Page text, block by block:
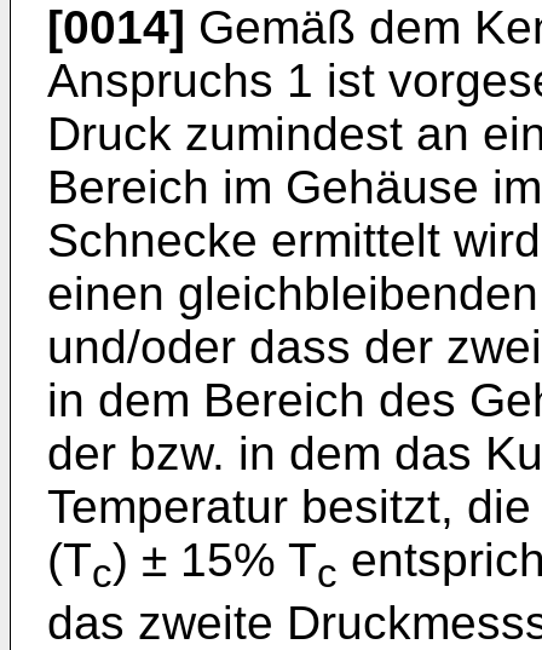
[0014] Gemäß dem
Anspruchs 1 ist
Druck zumindest an
Bereich im Gehäuse
Schnecke ermittelt
einen
und/oder dass der
in dem Bereich des
der bzw. in dem das
Temperatur besitzt,
(Tc) ± 15% Tc
das zweite